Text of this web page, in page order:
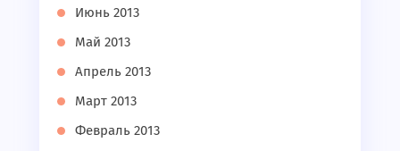
Июнь 2013
Май 2013
Апрель 2013
Март 2013
Февраль 2013